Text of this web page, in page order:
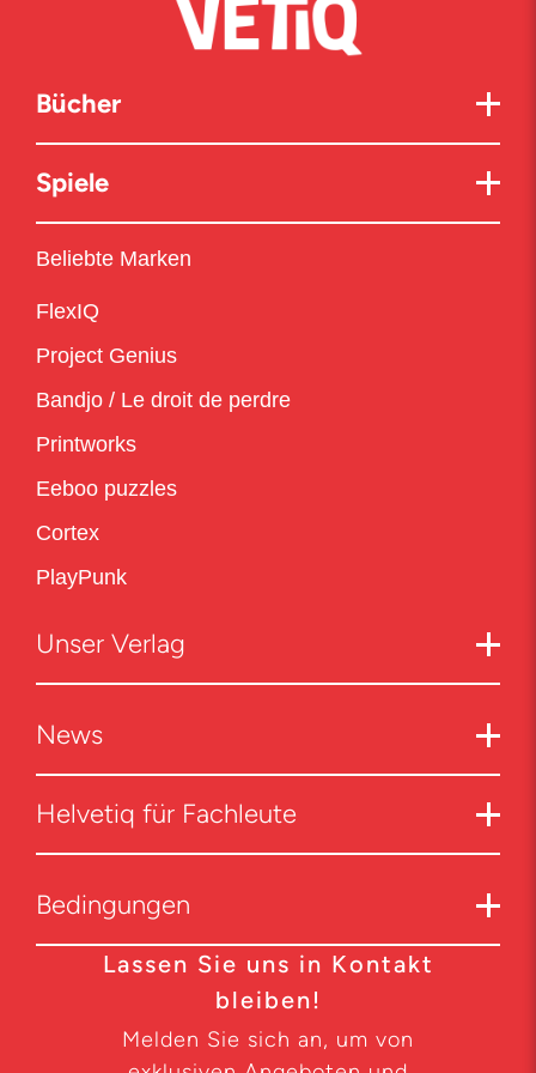
Bücher
Spiele
Beliebte Marken
FlexIQ
Project Genius
Bandjo / Le droit de perdre
Printworks
Eeboo puzzles
Cortex
PlayPunk
Unser Verlag
News
Helvetiq für Fachleute
Bedingungen
Lassen Sie uns in Kontakt
bleiben!
Melden Sie sich an, um von